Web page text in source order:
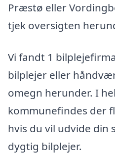
Præstø eller
tjek oversigten
Vi fandt 1
bilplejer eller
omegn herunder. I
kommunefindes der
hvis du vil udvide din
dygtig bilplejer.